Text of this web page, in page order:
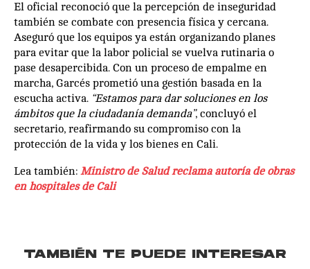
El oficial reconoció que la percepción de inseguridad
también se combate con presencia física y cercana.
Aseguró que los equipos ya están organizando planes
para evitar que la labor policial se vuelva rutinaria o
pase desapercibida. Con un proceso de empalme en
marcha, Garcés prometió una gestión basada en la
escucha activa. “Estamos para dar soluciones en los
ámbitos que la ciudadanía demanda”, concluyó el
secretario, reafirmando su compromiso con la
protección de la vida y los bienes en Cali.
Lea también: Ministro de Salud reclama autoría de obras
en hospitales de Cali
TAMBIÉN TE PUEDE INTERESAR